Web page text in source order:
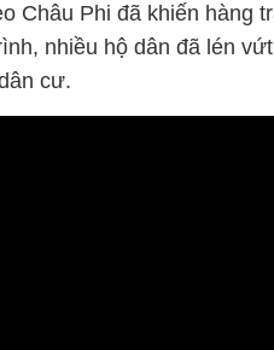
Châu Phi đã khiến hàng
nhiều hộ dân đã lén
cư.